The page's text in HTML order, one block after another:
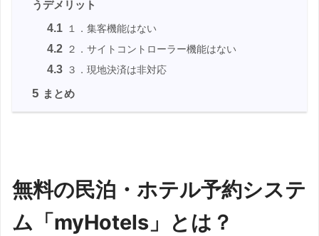
うデメリット
4.1 １．集客機能はない
4.2 ２．サイトコントローラー機能はない
4.3 ３．現地決済は非対応
5 まとめ
無料の民泊・ホテル予約システ
ム「myHotels」とは？